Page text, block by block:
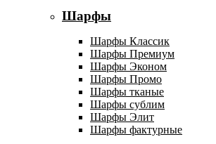
Шарфы
Шарфы Классик
Шарфы Премиум
Шарфы Эконом
Шарфы Промо
Шарфы тканые
Шарфы сублим
Шарфы Элит
Шарфы фактурные